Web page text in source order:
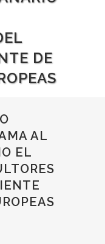
DE
AL
EL